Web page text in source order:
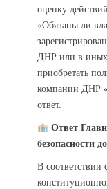
оценку
«Обязаны ли
ДНР или в иных
приобретать
компании ДНР
ответ.
Ответ
безопасности
В соответствии